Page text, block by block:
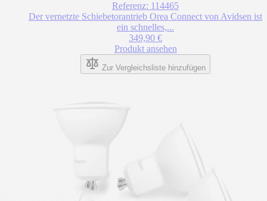
Referenz: 114465
Der vernetzte Schiebetorantrieb Orea Connect von Avidsen ist
ein schnelles,...
349,90 €
Produkt ansehen
Zur Vergleichsliste hinzufügen